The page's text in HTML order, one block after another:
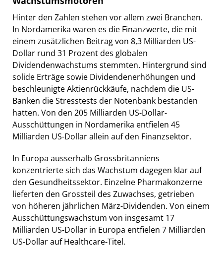
Hinter den Zahlen stehen vor allem zwei Branchen.
In Nordamerika waren es die Finanzwerte, die mit
einem zusätzlichen Beitrag von 8,3 Milliarden US-
Dollar rund 31 Prozent des globalen
Dividendenwachstums stemmten. Hintergrund sind
solide Erträge sowie Dividendenerhöhungen und
beschleunigte Aktienrückkäufe, nachdem die US-
Banken die Stresstests der Notenbank bestanden
hatten. Von den 205 Milliarden US-Dollar-
Ausschüttungen in Nordamerika entfielen 45
Milliarden US-Dollar allein auf den Finanzsektor.
In Europa ausserhalb Grossbritanniens
konzentrierte sich das Wachstum dagegen klar auf
den Gesundheitssektor. Einzelne Pharmakonzerne
lieferten den Grossteil des Zuwachses, getrieben
von höheren jährlichen März-Dividenden. Von einem
Ausschüttungswachstum von insgesamt 17
Milliarden US-Dollar in Europa entfielen 7 Milliarden
US-Dollar auf Healthcare-Titel.